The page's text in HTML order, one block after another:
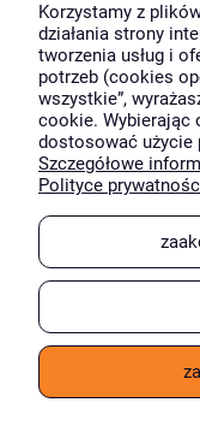
Korzystamy z
działania strony
tworzenia usług i
potrzeb (cookies
wszystkie”,
cookie. Wybierając
dostosować użycie
Szczegółowe
Polityce